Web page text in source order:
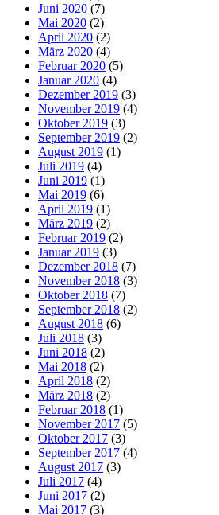
Juni 2020 (7)
Mai 2020 (2)
April 2020 (2)
März 2020 (4)
Februar 2020 (5)
Januar 2020 (4)
Dezember 2019 (3)
November 2019 (4)
Oktober 2019 (3)
September 2019 (2)
August 2019 (1)
Juli 2019 (4)
Juni 2019 (1)
Mai 2019 (6)
April 2019 (1)
März 2019 (2)
Februar 2019 (2)
Januar 2019 (3)
Dezember 2018 (7)
November 2018 (3)
Oktober 2018 (7)
September 2018 (2)
August 2018 (6)
Juli 2018 (3)
Juni 2018 (2)
Mai 2018 (2)
April 2018 (2)
März 2018 (2)
Februar 2018 (1)
November 2017 (5)
Oktober 2017 (3)
September 2017 (4)
August 2017 (3)
Juli 2017 (4)
Juni 2017 (2)
Mai 2017 (3)